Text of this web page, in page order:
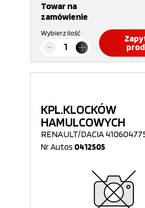
Towar na
zamówienie
Wybierz ilość
KPL.KLOCKÓW
HAMULCOWYCH
RENAULT/DACIA
Nr Autos 0412505